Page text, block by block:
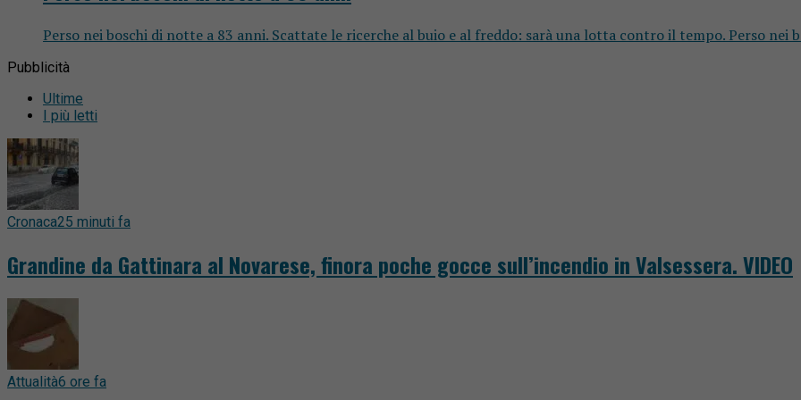
Perso nei boschi di notte a 83 anni. Scattate le ricerche al buio e al freddo: sarà una lotta contro il tempo. Perso nei
Pubblicità
Ultime
I più letti
Cronaca25 minuti fa
Grandine da Gattinara al Novarese, finora poche gocce sull’incendio in Valsessera. VIDEO
Attualità6 ore fa